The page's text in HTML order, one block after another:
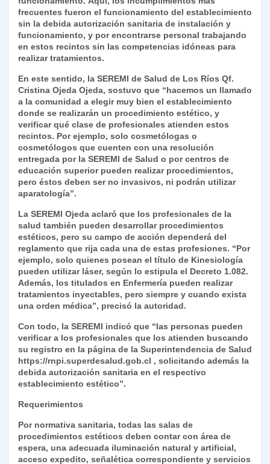
frecuentes fueron el funcionamiento del establecimiento
sin la debida autorización sanitaria de instalación y
funcionamiento, y por encontrarse personal trabajando
en estos recintos sin las competencias idóneas para
realizar tratamientos.
En este sentido, la SEREMI de Salud de Los Ríos Qf.
Cristina Ojeda Ojeda, sostuvo que “hacemos un llamado
a la comunidad a elegir muy bien el establecimiento
donde se realizarán un procedimiento estético, y
verificar qué clase de profesionales atienden estos
recintos. Por ejemplo, solo cosmetólogas o
cosmetólogos que cuenten con una resolución
entregada por la SEREMI de Salud o por centros de
educación superior pueden realizar procedimientos,
pero éstos deben ser no invasivos, ni podrán utilizar
aparatología”.
La SEREMI Ojeda aclaró que los profesionales de la
salud también pueden desarrollar procedimientos
estéticos, pero su campo de acción dependerá del
reglamento que rija cada una de estas profesiones. “Por
ejemplo, solo quienes posean el título de Kinesiología
pueden utilizar láser, según lo estipula el Decreto 1.082.
Además, los titulados en Enfermería pueden realizar
tratamientos inyectables, pero siempre y cuando exista
una orden médica”, precisó la autoridad.
Con todo, la SEREMI indicó que “las personas pueden
verificar a los profesionales que los atienden buscando
su registro en la página de la Superintendencia de Salud
https://rnpi.superdesalud.gob.cl , solicitando además la
debida autorización sanitaria en el respectivo
establecimiento estético”.
Requerimientos
Por normativa sanitaria, todas las salas de
procedimientos estéticos deben contar con área de
espera, una adecuada iluminación natural y artificial,
acceso expedito, señalética correspondiente y servicios